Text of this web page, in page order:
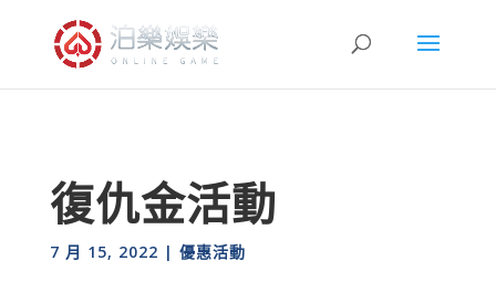
復仇金活動
7 月 15, 2022 | 優惠活動